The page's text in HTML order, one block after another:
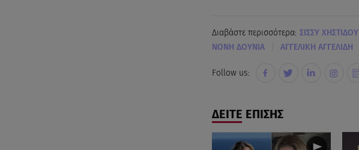
Διαβάστε περισσότερα: ΣΙΣΣΥ ΧΗΣΤΙΔΟΥ
ΝΟΝΗ ΔΟΥΝΙΑ ΑΓΓΕΛΙΚΗ ΑΓΓΕΛΙΔΗ
Follow us:
ΔΕΙΤΕ ΕΠΙΣΗΣ